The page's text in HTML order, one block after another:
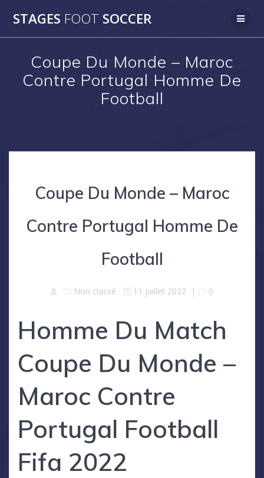
to
STAGES FOOT SOCCER
Coupe Du Monde – Maroc
Contre Portugal Homme De
Football
Coupe Du Monde – Maroc
Contre Portugal Homme De
Football
Non classé 11 juillet 2022 | 0
Homme Du Match
Coupe Du Monde –
Maroc Contre
Portugal Football
Fifa 2022